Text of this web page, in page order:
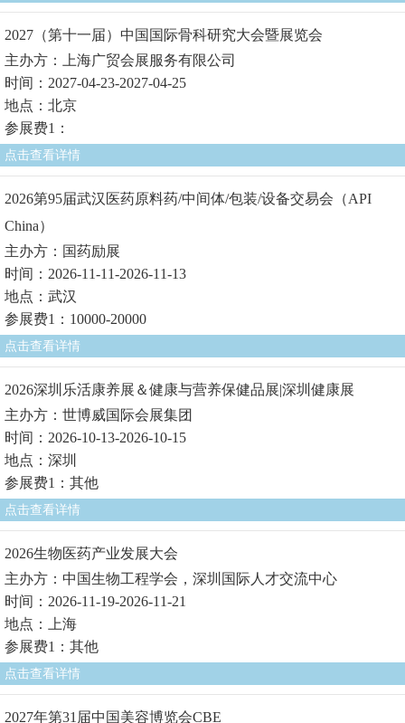
2027（第十一届）中国国际骨科研究大会暨展览会
主办方：上海广贸会展服务有限公司
时间：2027-04-23-2027-04-25
地点：北京
参展费1：
点击查看详情
2026第95届武汉医药原料药/中间体/包装/设备交易会（API
China）
主办方：国药励展
时间：2026-11-11-2026-11-13
地点：武汉
参展费1：10000-20000
点击查看详情
2026深圳乐活康养展＆健康与营养保健品展|深圳健康展
主办方：世博威国际会展集团
时间：2026-10-13-2026-10-15
地点：深圳
参展费1：其他
点击查看详情
2026生物医药产业发展大会
主办方：中国生物工程学会，深圳国际人才交流中心
时间：2026-11-19-2026-11-21
地点：上海
参展费1：其他
点击查看详情
2027年第31届中国美容博览会CBE